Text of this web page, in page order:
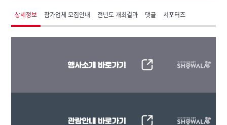
상세정보 참가업체 모집안내 전년도 개최결과 댓글 서포터즈